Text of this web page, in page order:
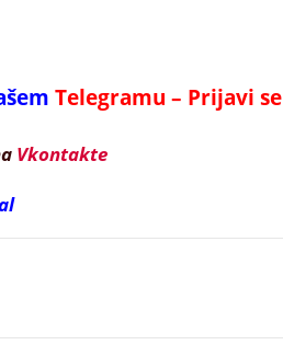
Telegramu – Prijavi se
Vkontakte